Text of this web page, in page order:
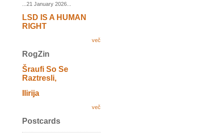
...21 January 2026...
LSD IS A HUMAN
RIGHT
več
RogZin
Šraufi So Se
Raztresli,
Ilirija
več
Postcards